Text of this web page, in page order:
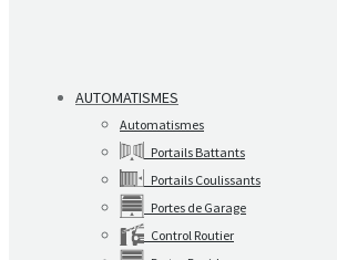
AUTOMATISMES
Automatismes
Portails Battants
Portails Coulissants
Portes de Garage
Control Routier